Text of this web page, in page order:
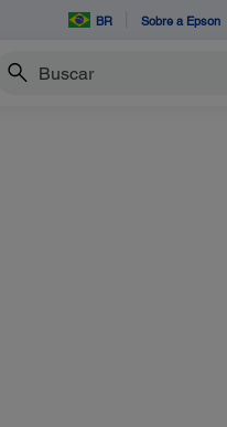
BR Sobre a Epson
Buscar